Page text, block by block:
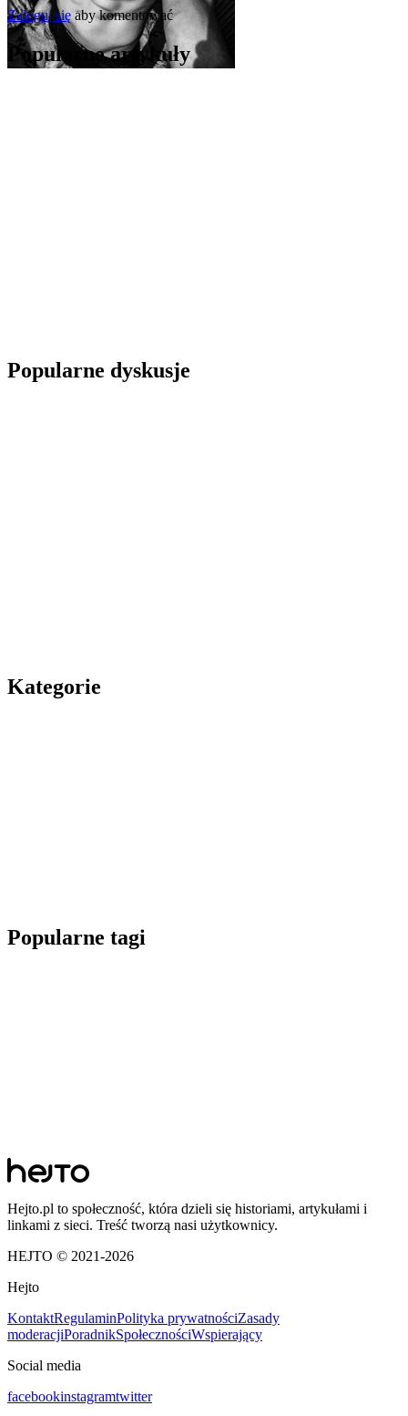
Zaloguj się aby komentować
Popularne artykuły
Popularne dyskusje
Kategorie
Popularne tagi
Hejto.pl to społeczność, która dzieli się historiami, artykułami i
linkami z sieci. Treść tworzą nasi użytkownicy.
HEJTO © 2021-2026
Hejto
KontaktRegulaminPolityka prywatnościZasady
moderacjiPoradnikSpołecznościWspierający
Social media
facebookinstagramtwitter